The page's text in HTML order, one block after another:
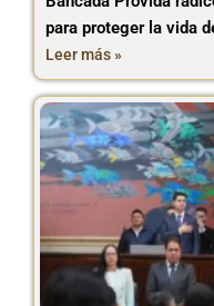
para proteger la vida
Leer más »